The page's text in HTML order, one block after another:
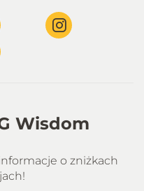
Wisdom
o zniżkach